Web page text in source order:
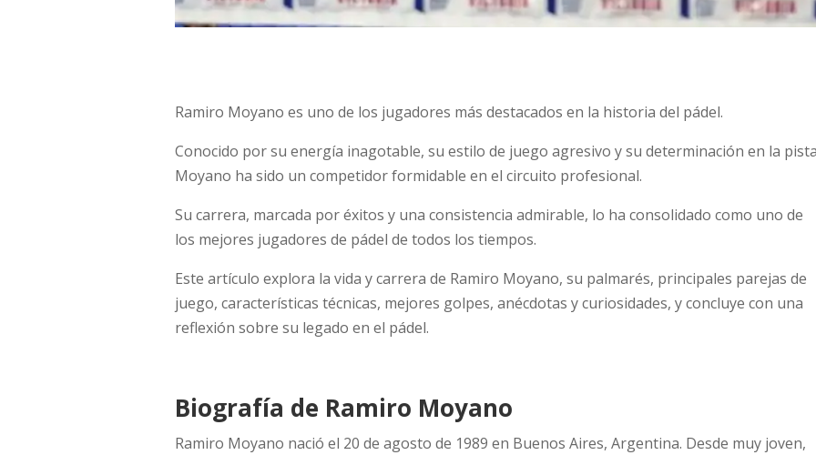
Ramiro Moyano es uno de los jugadores más destacados en la historia del pádel.
Conocido por su energía inagotable, su estilo de juego agresivo y su determinación en la
Moyano ha sido un competidor formidable en el circuito profesional.
Su carrera, marcada por éxitos y una consistencia admirable, lo ha consolidado como uno de
los mejores jugadores de pádel de todos los tiempos.
Este artículo explora la vida y carrera de Ramiro Moyano, su palmarés, principales parejas de
juego, características técnicas, mejores golpes, anécdotas y curiosidades, y concluye con una
reflexión sobre su legado en el pádel.
Biografía de Ramiro Moyano
Ramiro Moyano nació el 20 de agosto de 1989 en Buenos Aires, Argentina. Desde muy joven,